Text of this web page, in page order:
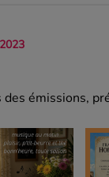
des émissions,